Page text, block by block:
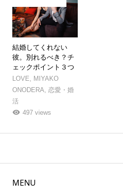
結婚してくれない
彼。別れるべき？チ
ェックポイント３つ
LOVE, MIYAKO
ONODERA, 恋愛・婚
活
497 views
MENU